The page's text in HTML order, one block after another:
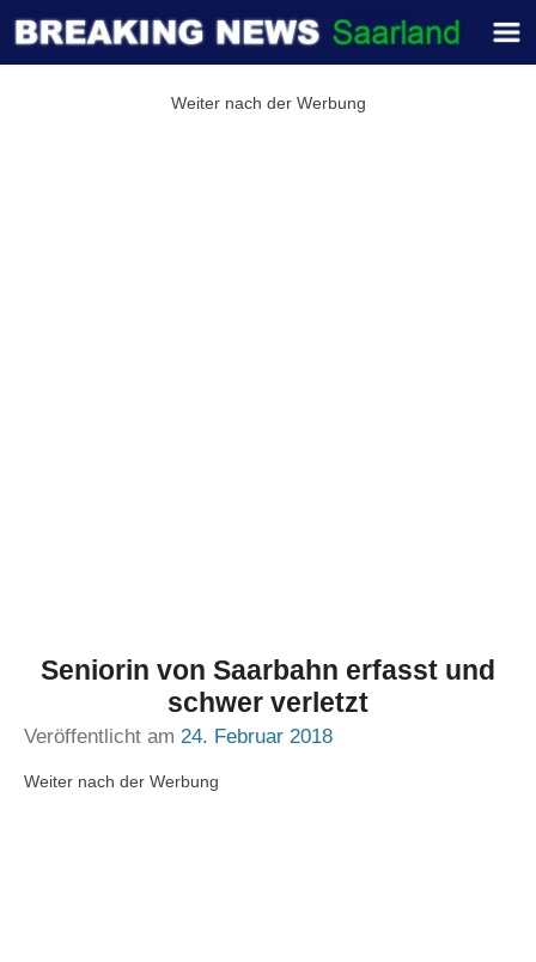
Weiter nach der Werbung
Seniorin von Saarbahn erfasst und
schwer verletzt
Veröffentlicht am 24. Februar 2018
Weiter nach der Werbung